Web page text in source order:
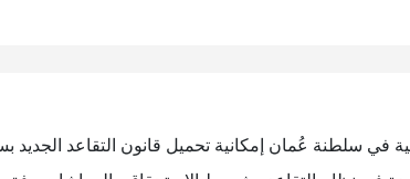
في سلطنة عُمان إمكانية تحميل قانون التقاعد